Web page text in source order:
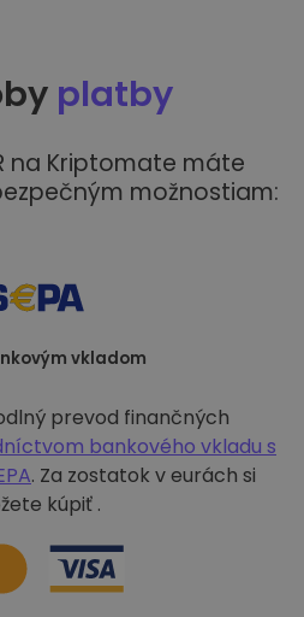
platby
na Kriptomate máte
možnostiam:
vkladom
prevod finančných
bankového vkladu s
. Za zostatok v eurách si
kúpiť .